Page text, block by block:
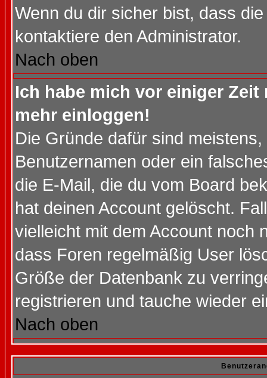
Wenn du dir sicher bist, dass
kontaktiere den Administrator.
Nach oben
Ich habe mich vor einiger
mehr einloggen!
Die Gründe dafür sind
Benutzernamen oder ein
die E-Mail, die du vom Board
hat deinen Account gelöscht.
vielleicht mit dem Account noch
dass Foren regelmäßig User
Größe der Datenbank zu
registrieren und tauche wieder
Nach oben